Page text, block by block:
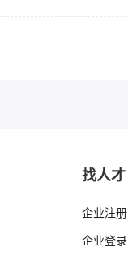
找人才
企业注册
企业登录